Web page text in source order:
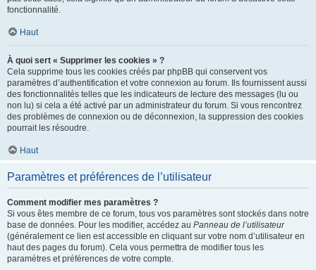
fonctionnalité.
Haut
À quoi sert « Supprimer les cookies » ?
Cela supprime tous les cookies créés par phpBB qui conservent vos
paramètres d’authentification et votre connexion au forum. Ils fournissent aussi
des fonctionnalités telles que les indicateurs de lecture des messages (lu ou
non lu) si cela a été activé par un administrateur du forum. Si vous rencontrez
des problèmes de connexion ou de déconnexion, la suppression des cookies
pourrait les résoudre.
Haut
Paramètres et préférences de l’utilisateur
Comment modifier mes paramètres ?
Si vous êtes membre de ce forum, tous vos paramètres sont stockés dans notre
base de données. Pour les modifier, accédez au Panneau de l’utilisateur
(généralement ce lien est accessible en cliquant sur votre nom d’utilisateur en
haut des pages du forum). Cela vous permettra de modifier tous les
paramètres et préférences de votre compte.